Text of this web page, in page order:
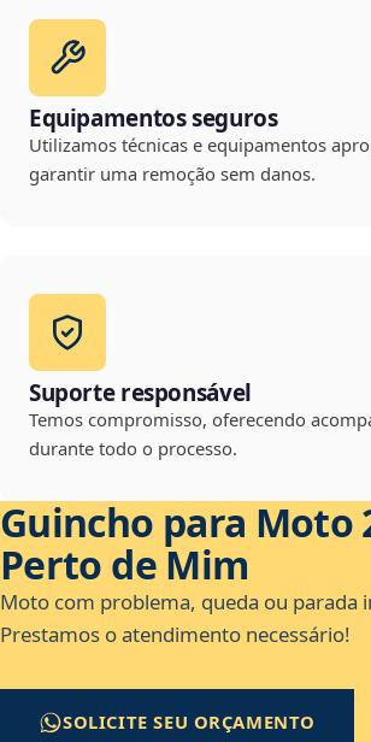
Equipamentos seguros
Utilizamos técnicas e equipamentos
garantir uma remoção sem danos.
Suporte responsável
Temos compromisso, oferecendo
durante todo o processo.
Guincho para Moto
Perto de Mim
Moto com problema, queda ou parada
Prestamos o atendimento necessário!
SOLICITE SEU ORÇAMENTO